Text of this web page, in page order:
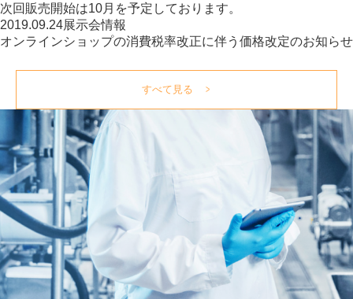
次回販売開始は10月を予定しております。
2019.09.24展示会情報
オンラインショップの消費税率改正に伴う価格改定のお知らせ
すべて見る